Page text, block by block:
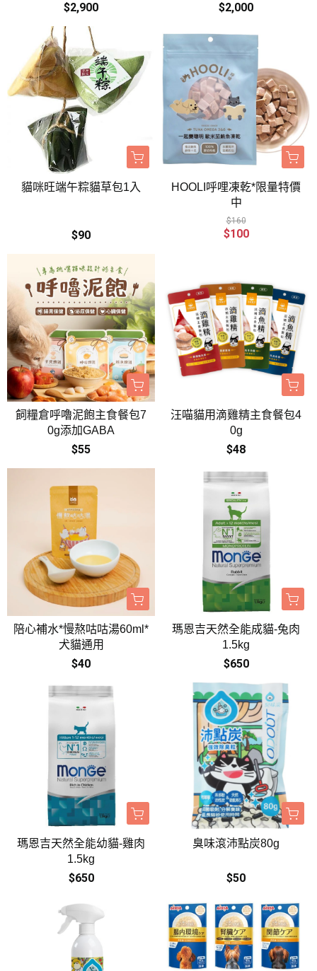
$2,900 $2,000
貓咪旺端午粽貓草包1入
$90
HOOLI呼哩凍乾*限量特價
中
$160
$100
飼糧倉呼嚕泥飽主食餐包7
0g添加GABA
$55
汪喵貓用滴雞精主食餐包4
0g
$48
陪心補水*慢熬咕咕湯60ml*
犬貓通用
$40
瑪恩吉天然全能成貓-兔肉
1.5kg
$650
瑪恩吉天然全能幼貓-雞肉
1.5kg
$650
臭味滾沛點炭80g
$50